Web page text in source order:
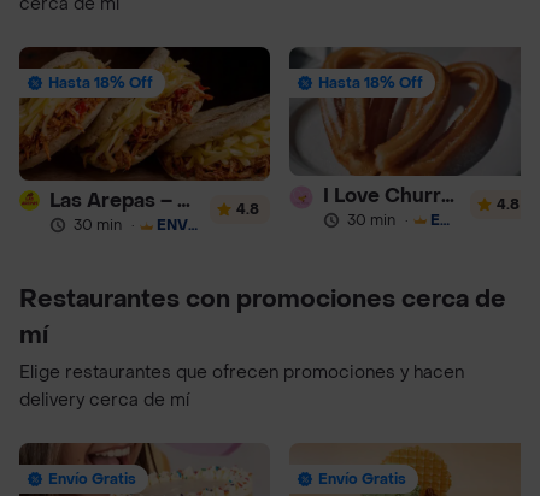
Hasta 18% Off
Las Arepas – Arepas Rellenas
30 min · ENVÍO GRATIS
4.8
Hasta 18% Off
I Love Churros 95
30 min · ENVÍO GRATIS
4.8
Restaurantes con promociones cerca de
mí
Elige restaurantes que ofrecen promociones y hacen
delivery cerca de mí
Envío Gratis Envío Gratis